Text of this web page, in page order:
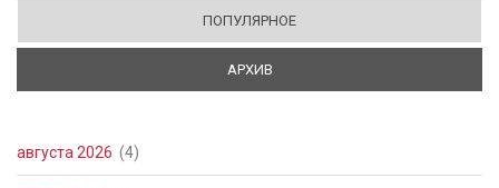
ПОПУЛЯРНОЕ
АРХИВ
августа 2026 (4)